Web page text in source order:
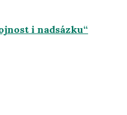
i nadsázku“